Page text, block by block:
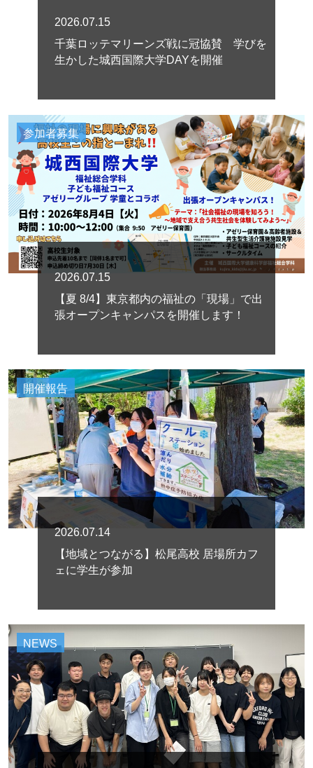
2026.07.15
千葉ロッテマリーンズ戦に冠協賛 学びを
生かした城西国際大学DAYを開催
参加者募集
2026.07.15
【夏 8/4】東京都内の福祉の「現場」で出
張オープンキャンパスを開催します！
開催報告
2026.07.14
【地域とつながる】松尾高校 居場所カフ
ェに学生が参加
NEWS